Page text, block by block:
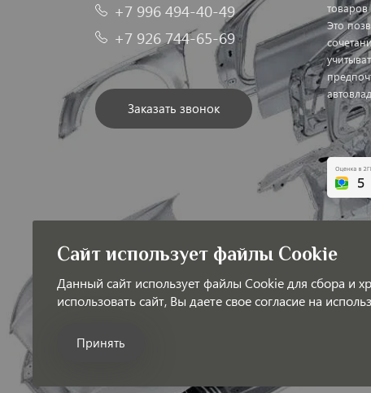
+7 996 494-40-49
+7 926 744-65-69
Заказать звонок
Это
Сайт использует файлы Cookie
Данный сайт использует файлы Cookie для сбора и
использовать сайт, Вы даете свое согласие на
Принять